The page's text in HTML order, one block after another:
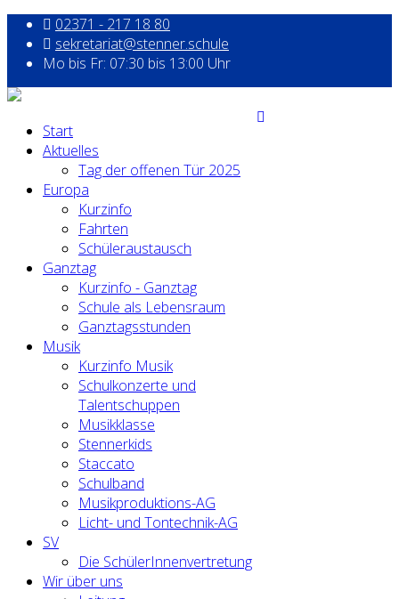
02371 - 217 18 80
sekretariat@stenner.schule
Mo bis Fr: 07:30 bis 13:00 Uhr
Start
Aktuelles
Tag der offenen Tür 2025
Europa
Kurzinfo
Fahrten
Schüleraustausch
Ganztag
Kurzinfo - Ganztag
Schule als Lebensraum
Ganztagsstunden
Musik
Kurzinfo Musik
Schulkonzerte und
Talentschuppen
Musikklasse
Stennerkids
Staccato
Schulband
Musikproduktions-AG
Licht- und Tontechnik-AG
SV
Die SchülerInnenvertretung
Wir über uns